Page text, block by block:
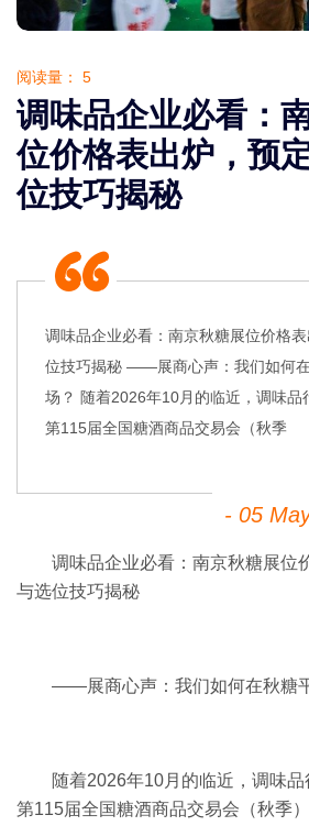
阅读量： 5
调味品企业必看：
位价格表出炉，预
位技巧揭秘
调味品企业必看：南京秋糖展位价格
位技巧揭秘 ——展商心声：我们如何
场？ 随着2026年10月的临近，调味
第115届全国糖酒商品交易会（秋季
- 05
调味品企业必看：南京秋糖展位
与选位技巧揭秘
——展商心声：我们如何在秋糖
随着2026年10月的临近，调味
第115届全国糖酒商品交易会 （秋季